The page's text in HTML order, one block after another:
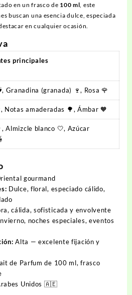
en un frasco de 100 ml , este
buscan una esencia dulce, especiada
en cualquier ocasión.
principales
Granadina (granada) 🍷, Rosa 🌹
Notas amaderadas 🌳, Ámbar 🧡
Almizcle blanco 🤍, Azúcar
gourmand
Dulce, floral, especiado cálido,
cálida, sofisticada y envolvente
noches especiales, eventos
Alta — excelente fijación y
de Parfum de 100 ml, frasco
Unidos 🇦🇪